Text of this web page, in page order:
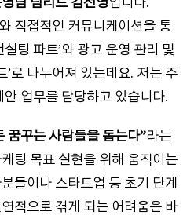
직접적인 커뮤니케이션을 통
팅 파트’와 광고 운영 관리 및
’로 나누어져 있는데요. 저는 주
업무를 담당하고 있습니다.
꿈꾸는 사람들을 돕는다”라는
팅 목표 실현을 위해 움직이는
들이나 스타트업 등 초기 단계
적으로 겪게 되는 어려움은 바